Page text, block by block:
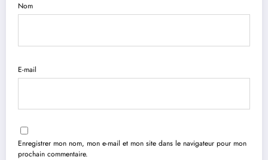
Nom
E-mail
Enregistrer mon nom, mon e-mail et mon site dans le navigateur pour mon
prochain commentaire.